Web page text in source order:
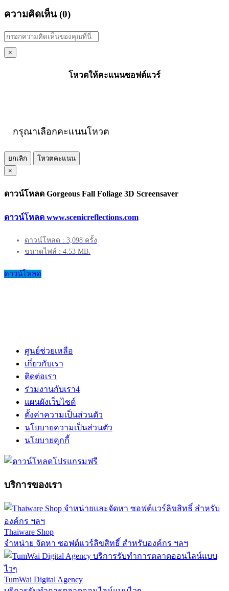
ความคิดเห็น (0)
×
โหวตให้คะแนนซอฟต์แวร์
กรุณาเลือกคะแนนโหวต
ยกเลิก
โหวตคะแนน
×
ดาวน์โหลด Gorgeous Fall Foliage 3D Screensaver
ดาวน์โหลด www.scenicreflections.com
ดาวน์โหลด : 3,098 ครั้ง
ขนาดไฟล์ : 4.53 MB.
ดาวน์โหลด
ศูนย์ช่วยเหลือ
เกี่ยวกับเรา
ติดต่อเรา
ร่วมงานกับเรา4
แผนผังเว็บไซต์
ตั้งค่าความเป็นส่วนตัว
นโยบายความเป็นส่วนตัว
นโยบายคุกกี้
บริการของเรา
Thaiware Shop
จำหน่าย จัดหา ซอฟต์แวร์ลิขสิทธิ์ สำหรับองค์กร ฯลฯ
TumWai Digital Agency